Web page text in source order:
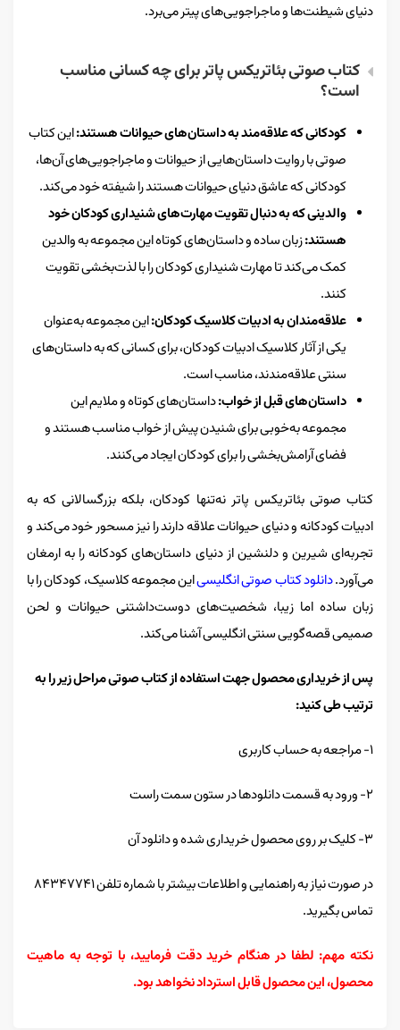
دنیای شیطنت‌ها و ماجراجویی‌های پیتر می‌برد.
کتاب صوتی بئاتریکس پاتر برای چه کسانی مناسب
است؟
کودکانی که علاقه‌مند به داستان‌های حیوانات هستند:این کتاب
صوتی با روایت داستان‌هایی از حیوانات و ماجراجویی‌های آن‌ها،
کودکانی که عاشق دنیای حیوانات هستند را شیفته خود می‌کند.
والدینی که به دنبال تقویت مهارت‌های شنیداری کودکان خود
هستند:زبان ساده و داستان‌های کوتاه این مجموعه به والدین
کمک می‌کند تا مهارت شنیداری کودکان را با لذت‌بخشی تقویت
کنند.
علاقه‌مندان به ادبیات کلاسیک کودکان:این مجموعه به‌عنوان
یکی از آثار کلاسیک ادبیات کودکان، برای کسانی که به داستان‌های
سنتی علاقه‌مندند، مناسب است.
داستان‌های قبل از خواب:داستان‌های کوتاه و ملایم این
مجموعه به‌خوبی برای شنیدن پیش از خواب مناسب هستند و
فضای آرامش‌بخشی را برای کودکان ایجاد می‌کنند.
کتاب صوتی بئاتریکس پاتر نه‌تنها کودکان، بلکه بزرگسالانی که به
ادبیات کودکانه و دنیای حیوانات علاقه دارند را نیز مسحور خود می‌کند و
تجربه‌ای شیرین و دلنشین از دنیای داستان‌های کودکانه را به ارمغان
می‌آورد.دانلود کتاب صوتی انگلیسیاین مجموعه کلاسیک، کودکان را با
زبان ساده اما زیبا، شخصیت‌های دوست‌داشتنی حیوانات و لحن
صمیمی قصه‌گویی سنتی انگلیسی آشنا می‌کند.
پس از خریداری محصول جهت استفاده از کتاب صوتی مراحل زیر را به
ترتیب طی کنید:
۱- مراجعه به حساب کاربری
۲- ورود به قسمت دانلودها در ستون سمت راست
۳- کلیک بر روی محصول خریداری شده و دانلود آن
در صورت نیاز به راهنمایی و اطلاعات بیشتر با شماره تلفن ۸۴۳۴۷۷۴۱
تماس بگیرید.
نکته مهم: لطفا در هنگام خرید دقت فرمایید، با توجه به ماهیت
محصول، این محصول قابل استرداد نخواهد بود.